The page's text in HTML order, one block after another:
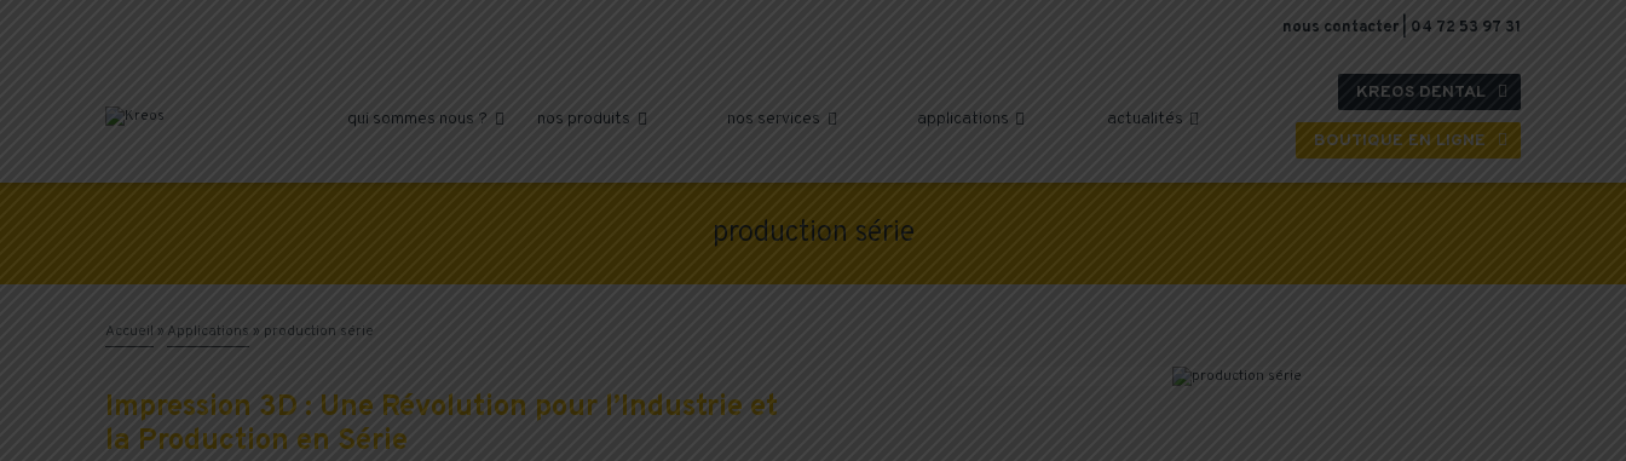
nous contacter 04 72 53 97 31
qui sommes nous ?  nos produits  nos services  applications  actualités 
KREOS DENTAL 
BOUTIQUE EN LIGNE 
production série
Accueil » Applications » production série
Impression 3D : Une Révolution pour l’Industrie et
la Production en Série